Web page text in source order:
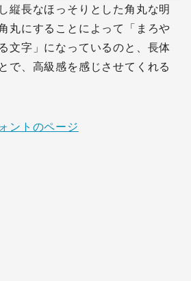
縦長なほっそりとした角丸な明
丸にすることによって「まろや
文字」になっているのと、長体
で、高級感を感じさせてくれる
ントのページ